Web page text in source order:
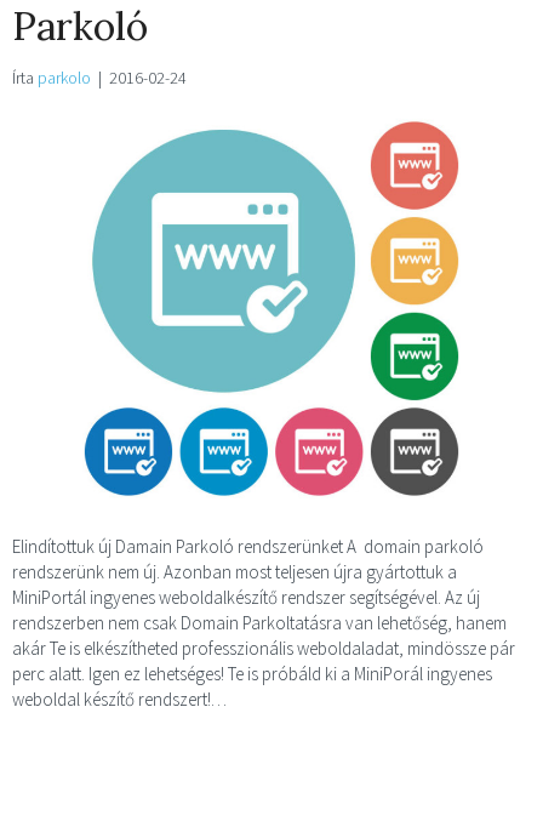
Parkoló
Írta parkolo | 2016-02-24
Elindítottuk új Damain Parkoló rendszerünket A domain parkoló
rendszerünk nem új. Azonban most teljesen újra gyártottuk a
MiniPortál ingyenes weboldalkészítő rendszer segítségével. Az új
rendszerben nem csak Domain Parkoltatásra van lehetőség, hanem
akár Te is elkészítheted professzionális weboldaladat, mindössze pár
perc alatt. Igen ez lehetséges! Te is próbáld ki a MiniPorál ingyenes
weboldal készítő rendszert!…